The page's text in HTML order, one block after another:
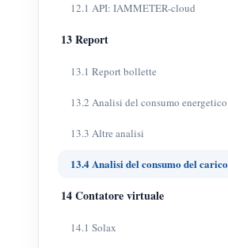
12.1 API: IAMMETER-cloud
13 Report
13.1 Report bollette
13.2 Analisi del consumo energetico
13.3 Altre analisi
13.4 Analisi del consumo del carico
14 Contatore virtuale
14.1 Solax